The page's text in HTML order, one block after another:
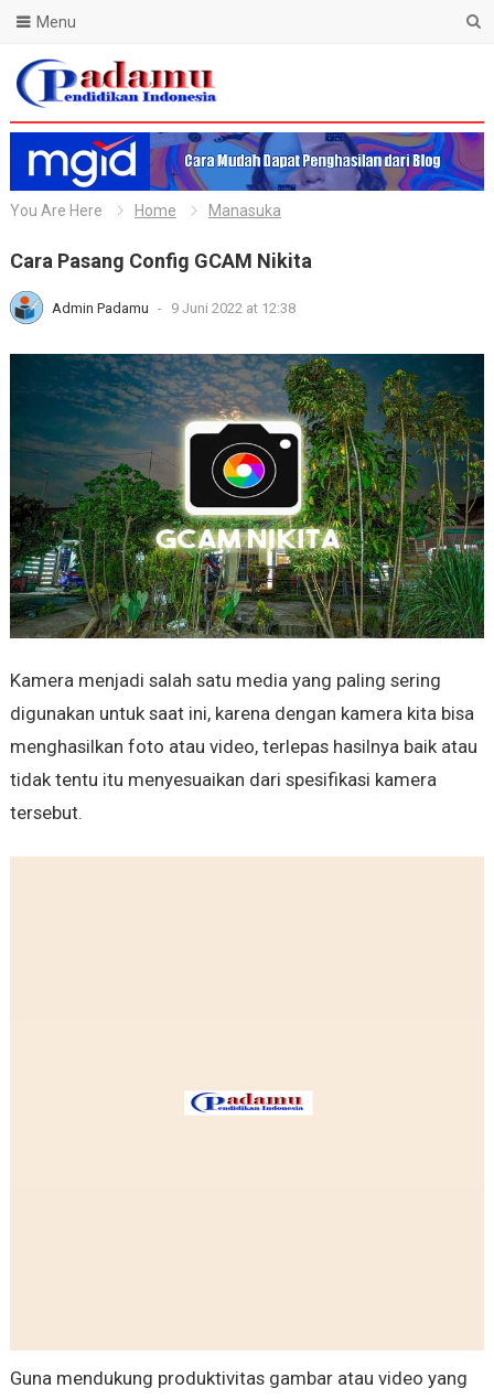
Blog Padamu
Menu
You Are Here Home Manasuka
Cara Pasang Config GCAM Nikita
Admin Padamu - 9 Juni 2022 at 12:38
Kamera menjadi salah satu media yang paling sering
digunakan untuk saat ini, karena dengan kamera kita bisa
menghasilkan foto atau video, terlepas hasilnya baik atau
tidak tentu itu menyesuaikan dari spesifikasi kamera
tersebut.
Guna mendukung produktivitas gambar atau video yang